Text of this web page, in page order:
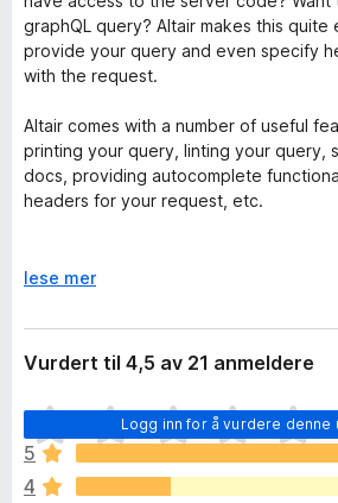
graphQL query? Altair makes this quite
provide your query and even specify
with the request.
Altair comes with a number of useful
printing your query, linting your query,
docs, providing autocomplete
headers for your request, etc.
The schema docs are also available
Utviklerkommentarer
https://github.com/imolorhe/altair/
U
v
i
d
r
å
lese mer
Vurdert til 4,5 av 21 anmeldere
Logg inn for å vurdere denne
D
e
t
e
5
4